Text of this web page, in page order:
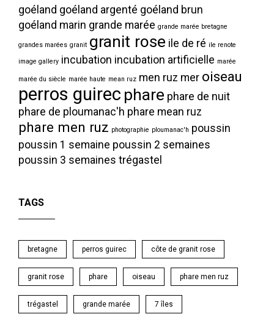
goéland goéland argenté goéland brun
goéland marin grande marée grande marée bretagne
grandes marées granit granit rose ile de ré ile renote
image gallery incubation incubation artificielle marée
marée du siècle marée haute mean ruz men ruz mer oiseau
perros guirec phare phare de nuit
phare de ploumanac'h phare mean ruz
phare men ruz photographie ploumanac'h poussin
poussin 1 semaine poussin 2 semaines
poussin 3 semaines trégastel
TAGS
bretagne perros guirec côte de granit rose
granit rose phare oiseau phare men ruz
trégastel grande marée 7 îles